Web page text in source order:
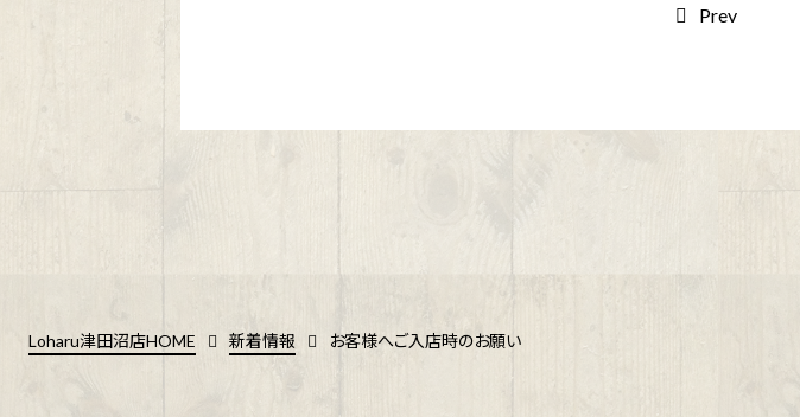
Prev
Loharu津田沼店HOME 新着情報 お客様へご入店時のお願い